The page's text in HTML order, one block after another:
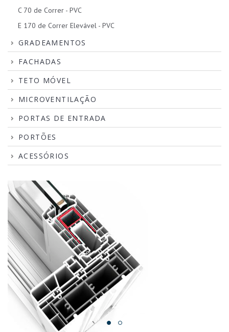
C 70 de Correr - PVC
E 170 de Correr Elevável - PVC
GRADEAMENTOS
FACHADAS
TETO MÓVEL
MICROVENTILAÇÃO
PORTAS DE ENTRADA
PORTÕES
ACESSÓRIOS